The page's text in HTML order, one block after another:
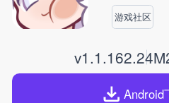
游戏社区
v1.1.162.24M
Android